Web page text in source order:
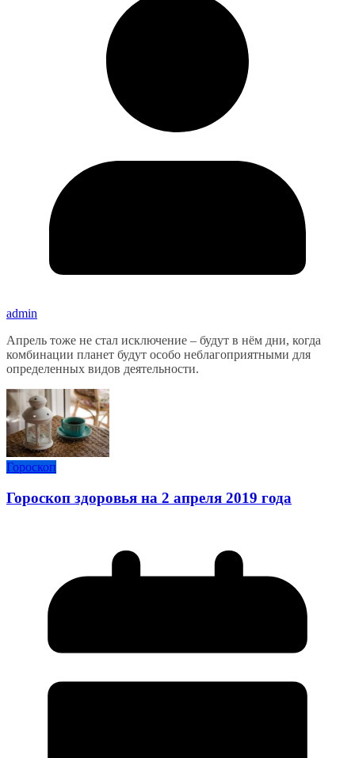
admin
Апрель тоже не стал исключение – будут в нём дни, когда
комбинации планет будут особо неблагоприятными для
определенных видов деятельности.
Гороскоп
Гороскоп здоровья на 2 апреля 2019 года